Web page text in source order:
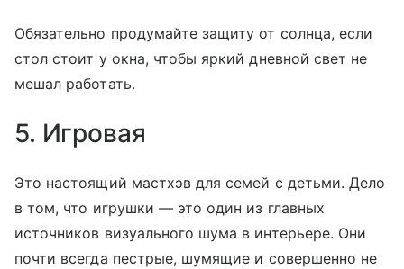
Обязательно продумайте защиту от солнца, если
стол стоит у окна, чтобы яркий дневной свет не
мешал работать.
5. Игровая
Это настоящий мастхэв для семей с детьми. Дело
в том, что игрушки — это один из главных
источников визуального шума в интерьере. Они
почти всегда пестрые, шумящие и совершенно не